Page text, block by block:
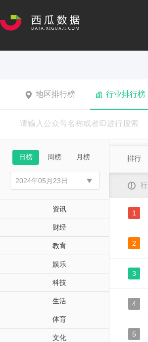
地区排行榜 行业排行榜
日榜 周榜 月榜
资讯
财经
教育
娱乐
科技
生活
体育
文化
排行
1
2
3
4
5